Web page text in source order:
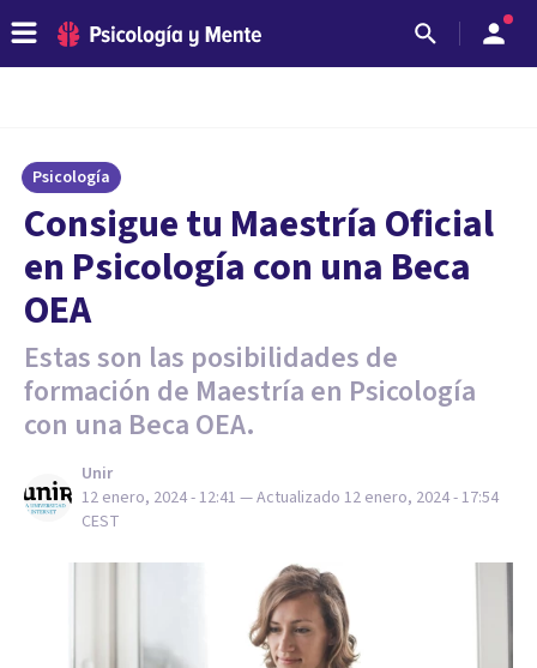
Psicología
Consigue tu Maestría Oficial
en Psicología con una Beca
OEA
Estas son las posibilidades de
formación de Maestría en Psicología
con una Beca OEA.
Unir
12 enero, 2024 - 12:41 — Actualizado 12 enero, 2024 - 17:54
CEST